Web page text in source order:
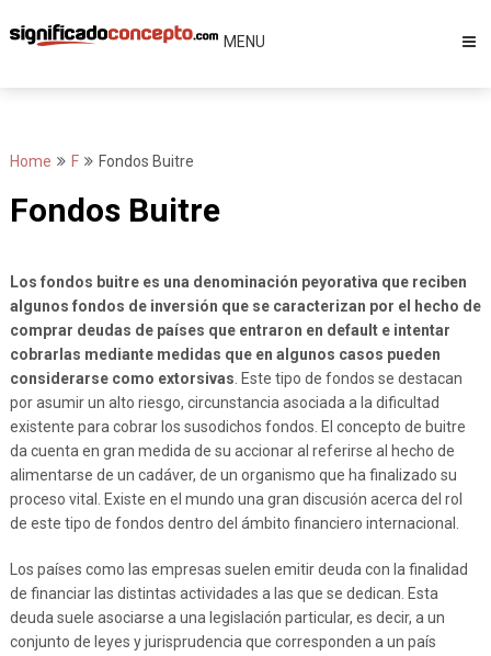
to
MENU
Home F Fondos Buitre
Fondos Buitre
Los fondos buitre es una denominación peyorativa que reciben
algunos fondos de inversión que se caracterizan por el hecho de
comprar deudas de países que entraron en default e intentar
cobrarlas mediante medidas que en algunos casos pueden
considerarse como extorsivas . Este tipo de fondos se destacan
por asumir un alto riesgo, circunstancia asociada a la dificultad
existente para cobrar los susodichos fondos. El concepto de buitre
da cuenta en gran medida de su accionar al referirse al hecho de
alimentarse de un cadáver, de un organismo que ha finalizado su
proceso vital. Existe en el mundo una gran discusión acerca del rol
de este tipo de fondos dentro del ámbito financiero internacional.
Los países como las empresas suelen emitir deuda con la finalidad
de financiar las distintas actividades a las que se dedican. Esta
deuda suele asociarse a una legislación particular, es decir, a un
conjunto de leyes y jurisprudencia que corresponden a un país